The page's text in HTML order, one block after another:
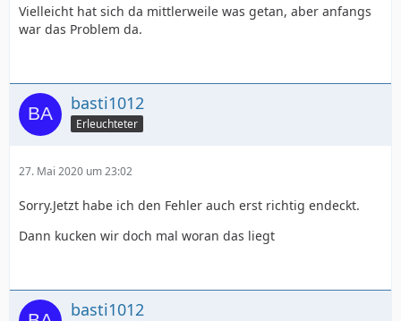
Vielleicht hat sich da mittlerweile was getan, aber anfangs
war das Problem da.
basti1012
Erleuchteter
27. Mai 2020 um 23:02
Sorry.Jetzt habe ich den Fehler auch erst richtig endeckt.
Dann kucken wir doch mal woran das liegt
basti1012